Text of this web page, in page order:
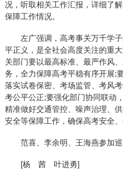
况，听取相关工作汇报，详细了
保障工作情况。
左广强调，高考事关万千学子
平正义，是全社会高度关注的重
关部门要以最高标准、最严作风
务，全力保障高考平稳有序开展;
落实试卷保密、考场监管、考风
考公平公正;要强化部门协同联动
精准做好交通管控、噪声治理、
安全等保障工作，确保高考安全、
范喜、李余明、王海燕参加巡
[杨 茜 叶进勇]